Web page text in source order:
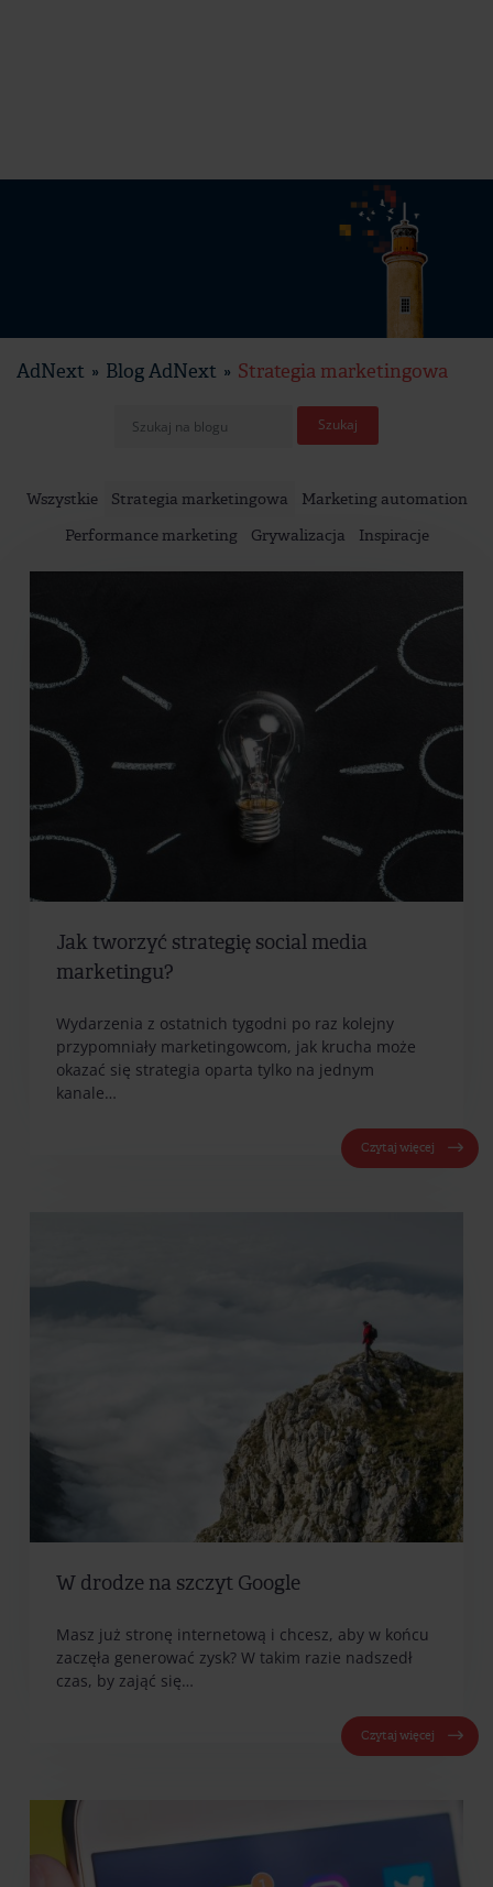
AdNext Blog AdNext Strategia marketingowa
Wszystkie Strategia marketingowa
Marketing automation
Performance marketing
Grywalizacja Inspiracje
Jak tworzyć strategię social media
marketingu?
Wydarzenia z ostatnich tygodni po raz kolejny
przypomniały marketingowcom, jak krucha może
okazać się strategia oparta tylko na jednym
kanale…
Czytaj więcej
W drodze na szczyt Google
Masz już stronę internetową i chcesz, aby w końcu
zaczęła generować zysk? W takim razie nadszedł
czas, by zająć się…
Czytaj więcej